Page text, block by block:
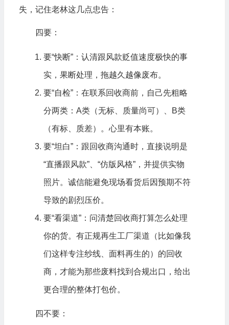
失，记住老林这几点忠告：
四要：
要“快断”：认清跟风款贬值速度极快的事
实，果断处理，拖越久越像废布。
要“自检”：在联系回收商前，自己先粗略
分两类：A类（无标、质量尚可）、B类
（有标、质差）。心里有本账。
要“坦白”：跟回收商沟通时，直接说明是
“直播跟风款”、“仿版风格”，并提供实物
照片。诚信能避免现场看货后因预期不符
导致的剧烈压价。
要“看渠道”：问清楚回收商打算怎么处理
你的货。有正规再生工厂渠道（比如像我
们这样专注纱线、面料再生的）的回收
商，才能为那些废料找到合规出口，给出
更合理的整体打包价。
四不要：